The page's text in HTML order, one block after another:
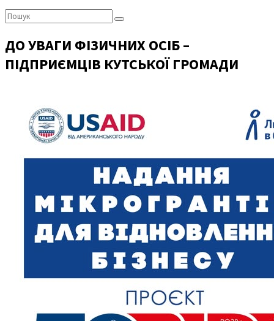
Пошук:
ДО УВАГИ ФІЗИЧНИХ ОСІБ –
ПІДПРИЄМЦІВ КУТСЬКОЇ ГРОМАДИ